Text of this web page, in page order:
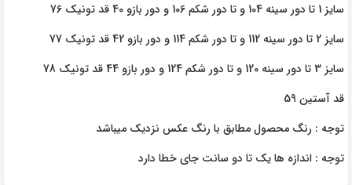
سایز 1 تا دور سینه 104 و تا دور شکم 106 و دور بازو 40 قد تونیک 76
سایز 2 تا دور سینه 112 و تا دور شکم 114 و دور بازو 42 قد تونیک 77
سایز 3 تا دور سینه 120 و تا دور شکم 124 و دور بازو 44 قد تونیک 78
قد آستین 59
توجه : رنگ محصول مطابق با رنگ عکس نزدیک میباشد
توجه : اندازه ها یک تا دو سانت جای خطا دارد